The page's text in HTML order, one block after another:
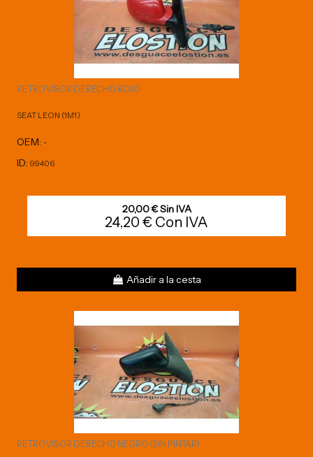
RETROVISOR DERECHO ROJO
SEAT LEON (1M1)
OEM: -
ID: 99406
20,00 € Sin IVA
24,20 € Con IVA
Añadir a la cesta
RETROVISOR DERECHO NEGRO (SIN PINTAR)